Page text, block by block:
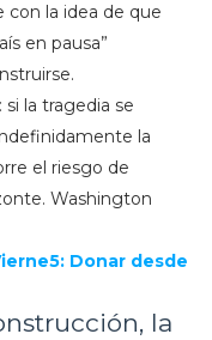
con la idea de que
en pausa”
la tragedia se
la
el riesgo de
Washington
Donar desde
la